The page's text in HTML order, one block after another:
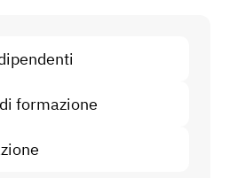
ad automatizzare
formazione